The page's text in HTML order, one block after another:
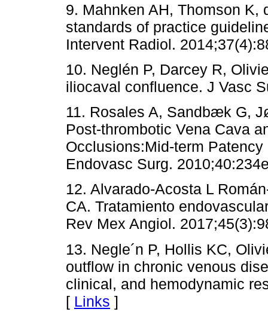
9. Mahnken AH, Thomson K,
standards of practice
Intervent Radiol.
10. Neglén P, Darcey R,
iliocaval confluence. J Vasc
11. Rosales A, Sandbæk G,
Post-thrombotic Vena Cava
Occlusions:Mid-term
Endovasc Surg.
12. Alvarado-Acosta L
CA. Tratamiento
Rev Mex Angiol.
13. Negle´n P, Hollis KC,
outflow in chronic venous
clinical, and hemodynamic
[ Links ]